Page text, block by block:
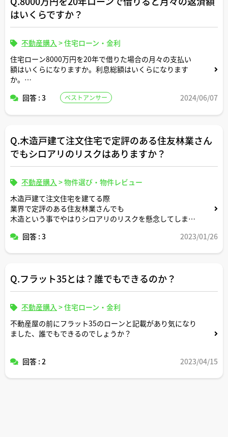
はいくらですか？
不動産購入 >住宅ローン・金利
住宅ローン8000万円を20年で借りた場合の月々の支払い
額はいくらになりますか。利息総額はいくらになります
か。
返済条件や金利条件等は適当な形で設定していただいて構
回答 : 3 ベストアンサー 2024/06/07
Q.木造戸建て注文住宅で定評のある住友林業さん
でもシロアリのリスクはありますか？
不動産購入 >物件選び・物件レビュー
木造戸建て注文住宅を建てる際
業界で定評のある住友林業さんでも
木造という事でやはりシロアリのリスクを懸念してしまい
か？回答 : 3 2023/01/26
Q.フラット35とは？誰でもできるのか？
不動産購入 >住宅ローン・金利
不動産屋の前にフラット35のローンと記載があり気になり
ました、誰でもできるのでしょうか？
回答 : 2 2023/04/15